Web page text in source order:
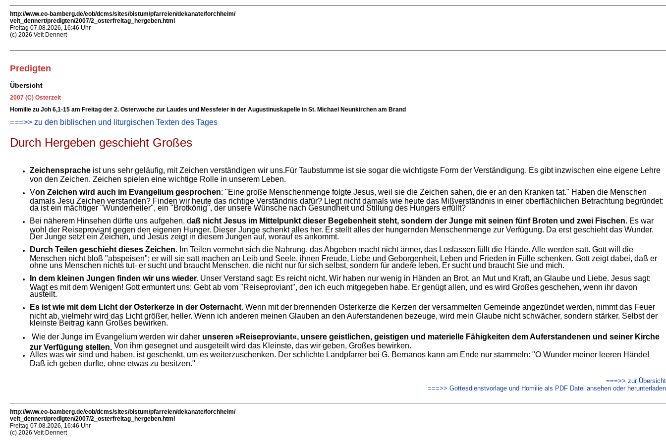
http://www.eo-bamberg.de/eob/dcms/sites/bistum/pfarreien/dekanate/forchheim/
veit_dennert/predigten/2007/2_osterfreitag_hergeben.html
Freitag 07.08.2026, 16:46 Uhr
(c) 2026 Veit Dennert
Predigten
Übersicht
2007 (C) Osterzeit
Homilie zu Joh 6,1-15 am Freitag der 2. Osterwoche zur Laudes und Messfeier in der Augustinuskapelle in St. Michael Neunkirchen am Brand
===>> zu den biblischen und liturgischen Texten des Tages
Durch Hergeben geschieht Großes
Zeichensprache ist uns sehr geläufig, mit Zeichen verständigen wir uns.Für Taubstumme ist sie sogar die wichtigste Form der Verständigung. Es gibt inzwischen eine eigene Lehre
von den Zeichen. Zeichen spielen eine wichtige Rolle in unserem Leben.
Von Zeichen wird auch im Evangelium gesprochen: "Eine große Menschenmenge folgte Jesus, weil sie die Zeichen sahen, die er an den Kranken tat." Haben die Menschen
damals Jesu Zeichen verstanden? Finden wir heute das richtige Verständnis dafür? Liegt nicht damals wie heute das Mißverständnis in einer oberflächlichen Betrachtung begründet:
da ist ein mächtiger "Wunderheiler", ein "Brotkönig", der unsere Wünsche nach Gesundheit und Stillung des Hungers erfüllt?
Bei näherem Hinsehen dürfte uns aufgehen, daß nicht Jesus im Mittelpunkt dieser Begebenheit steht, sondern der Junge mit seinen fünf Broten und zwei Fischen. Es war
wohl der Reiseproviant gegen den eigenen Hunger. Dieser Junge schenkt alles her. Er stellt alles der hungernden Menschenmenge zur Verfügung. Da erst geschieht das Wunder.
Der Junge setzt ein Zeichen, und Jesus zeigt in diesem Jungen auf, worauf es ankommt.
Durch Teilen geschieht dieses Zeichen. Im Teilen vermehrt sich die Nahrung, das Abgeben macht nicht ärmer, das Loslassen füllt die Hände. Alle werden satt. Gott will die
Menschen nicht bloß "abspeisen"; er will sie satt machen an Leib und Seele, ihnen Freude, Liebe und Geborgenheit, Leben und Frieden in Fülle schenken. Gott zeigt dabei, daß er
ohne uns Menschen nichts tut- er sucht und braucht Menschen, die nicht nur für sich selbst, sondern für andere leben. Er sucht und braucht Sie und mich.
In dem kleinen Jungen finden wir uns wieder. Unser Verstand sagt: Es reicht nicht. Wir haben nur wenig in Händen an Brot, an Mut und Kraft, an Glaube und Liebe. Jesus sagt:
Wagt es mit dem Wenigen! Gott ermuntert uns: Gebt ab vom "Reiseproviant", den ich euch mitgegeben habe. Er genügt allen, und es wird Großes geschehen, wenn ihr davon
austeilt.
Es ist wie mit dem Licht der Osterkerze in der Osternacht. Wenn mit der brennenden Osterkerze die Kerzen der versammelten Gemeinde angezündet werden, nimmt das Feuer
nicht ab, vielmehr wird das Licht größer, heller. Wenn ich anderen meinen Glauben an den Auferstandenen bezeuge, wird mein Glaube nicht schwächer, sondern stärker. Selbst der
kleinste Beitrag kann Großes bewirken.
Wie der Junge im Evangelium werden wir daher unseren »Reiseproviant«, unsere geistlichen, geistigen und materielle Fähigkeiten dem Auferstandenen und seiner Kirche
zur Verfügung stellen.
Von ihm gesegnet und ausgeteilt wird das Kleinste, das wir geben, Großes bewirken.
Alles was wir sind und haben, ist geschenkt, um es weiterzuschenken. Der schlichte Landpfarrer bei G. Bernanos kann am Ende nur stammeln: "O Wunder meiner leeren Hände!
Daß ich geben durfte, ohne etwas zu besitzen."
===>> zur Übersicht
===>> Gottesdienstvorlage und Homilie als PDF Datei ansehen oder herunterladen
http://www.eo-bamberg.de/eob/dcms/sites/bistum/pfarreien/dekanate/forchheim/
veit_dennert/predigten/2007/2_osterfreitag_hergeben.html
Freitag 07.08.2026, 16:46 Uhr
(c) 2026 Veit Dennert